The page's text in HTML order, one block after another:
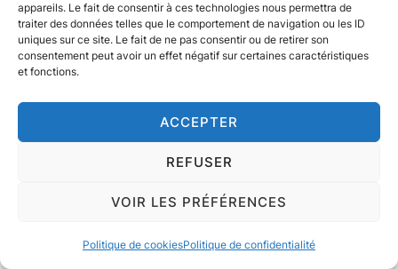
appareils. Le fait de consentir à ces technologies nous permettra de
traiter des données telles que le comportement de navigation ou les ID
uniques sur ce site. Le fait de ne pas consentir ou de retirer son
consentement peut avoir un effet négatif sur certaines caractéristiques
et fonctions.
ACCEPTER
REFUSER
VOIR LES PRÉFÉRENCES
Politique de cookiesPolitique de confidentialité